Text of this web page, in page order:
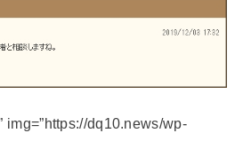
img=”https://dq10.news/wp-